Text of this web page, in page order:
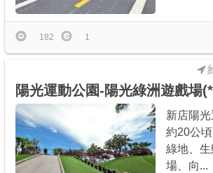
182 1
陽光運動公園-陽光綠洲遊戲場
新店陽
約20公
綠地、
場、向...